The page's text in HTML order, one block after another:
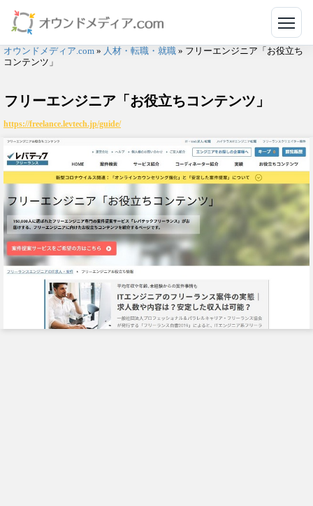
メニ
オウンドメディア.com » 人材・転職・就職 » フリーエンジニア「お役立ち
コンテンツ」
フリーエンジニア「お役立ちコンテンツ」
https://freelance.levtech.jp/guide/